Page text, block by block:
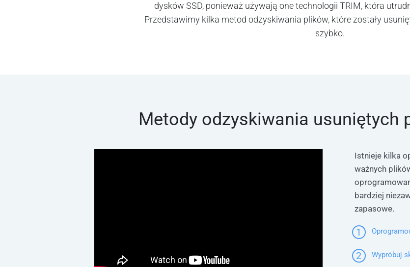
dysków SSD, ponieważ używają one technologii TRIM, która
Przedstawimy kilka metod odzyskiwania plików, które zostały
szybko.
Metody odzyskiwania usuniętych
Istnieje kilka
ważnych
bardziej
zapasowe.
1
2 Wypróbuj